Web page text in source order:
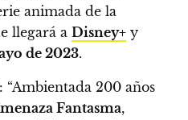
animada de la
llegará a Disney+ y
de 2023.
“Ambientada 200 años
Fantasma,